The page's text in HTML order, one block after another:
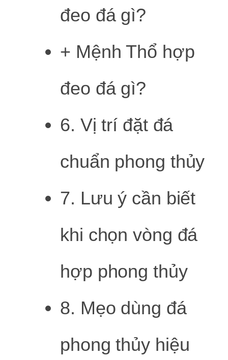
đeo đá gì?
+ Mệnh Thổ hợp
đeo đá gì?
6. Vị trí đặt đá
chuẩn phong thủy
7. Lưu ý cần biết
khi chọn vòng đá
hợp phong thủy
8. Mẹo dùng đá
phong thủy hiệu